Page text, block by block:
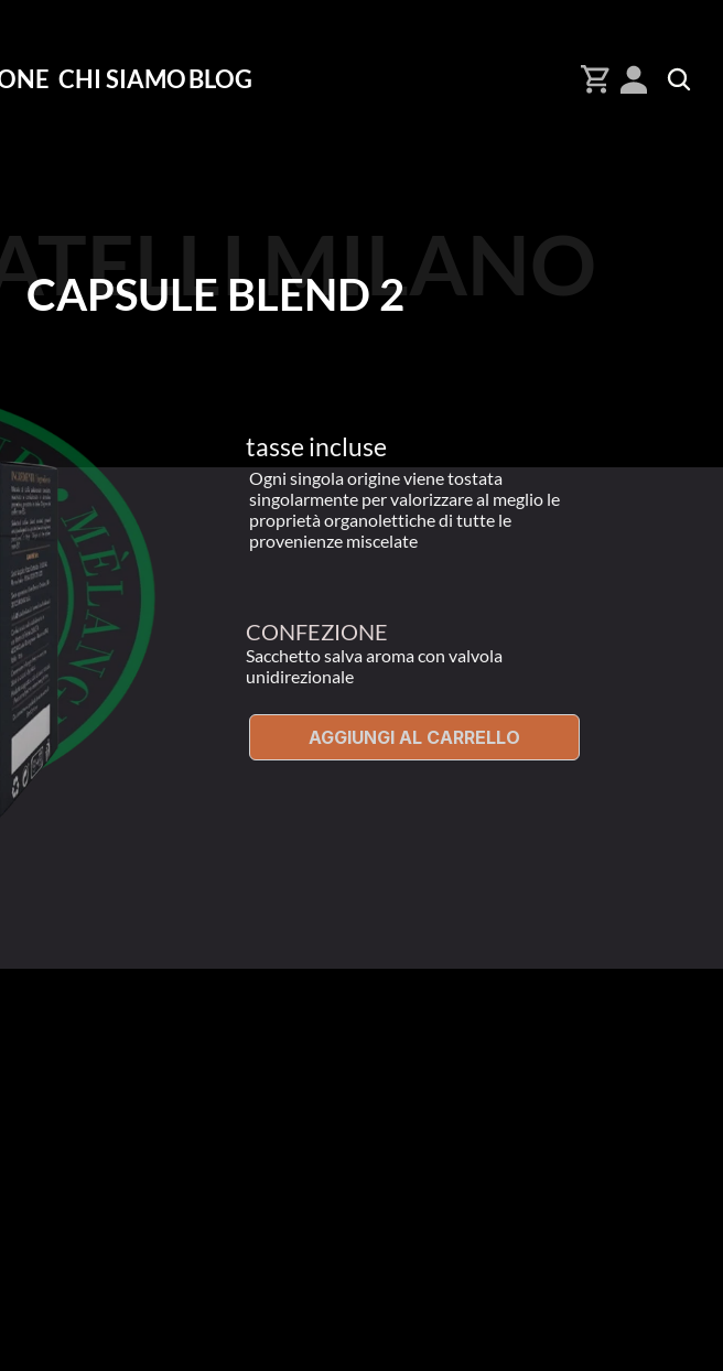
CHI SIAMOBLOG
MILANO
CAPSULE BLEND 2
tasse incluse
Ogni singola origine viene tostata
singolarmente per valorizzare al meglio le
proprietà organolettiche di tutte le
provenienze miscelate
CONFEZIONE
Sacchetto salva aroma con valvola
unidirezionale
AGGIUNGI AL CARRELLO